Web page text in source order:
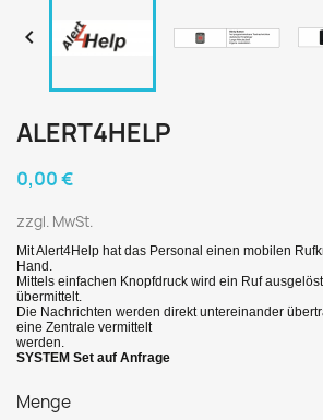

ALERT4HELP
0,00 €
zzgl. MwSt.
Mit Alert4Help hat das Personal einen mobilen
Hand.
Mittels einfachen Knopfdruck wird ein Ruf
übermittelt.
Die Nachrichten werden direkt untereinander
eine Zentrale vermittelt
werden.
SYSTEM Set auf Anfrage
Menge